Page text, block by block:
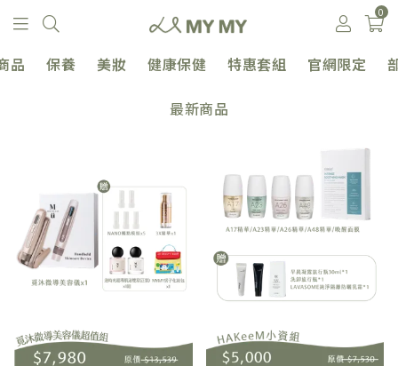
0
品 保養 美妝 健康保健 特惠套組 官網限定
最新商品